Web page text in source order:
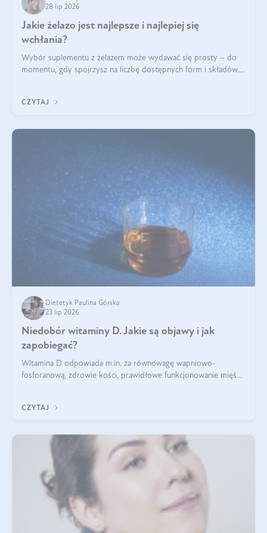
28 lip 2026
Jakie żelazo jest najlepsze i najlepiej się
wchłania?
Wybór suplementu z żelazem może wydawać się prosty – do
momentu, gdy spojrzysz na liczbę dostępnych form i składów.
zawierać suplement?
CZYTAJ
Dietetyk Paulina Górska
23 lip 2026
Niedobór witaminy D. Jakie są objawy i jak
zapobiegać?
Witamina D odpowiada m.in. za równowagę wapniowo-
fosforanową, zdrowie kości, prawidłowe funkcjonowanie mięśni
problemem.
CZYTAJ